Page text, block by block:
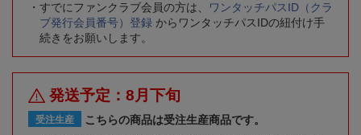
すでにファンクラブ会員の方は、
ワンタッチパスID（クラ
ブ発行会員番号）登録 からワンタッチパスIDの紐付け手
続きをお願いします。
発送予定：8月下旬
受注生産
こちらの商品は受注生産商品です。